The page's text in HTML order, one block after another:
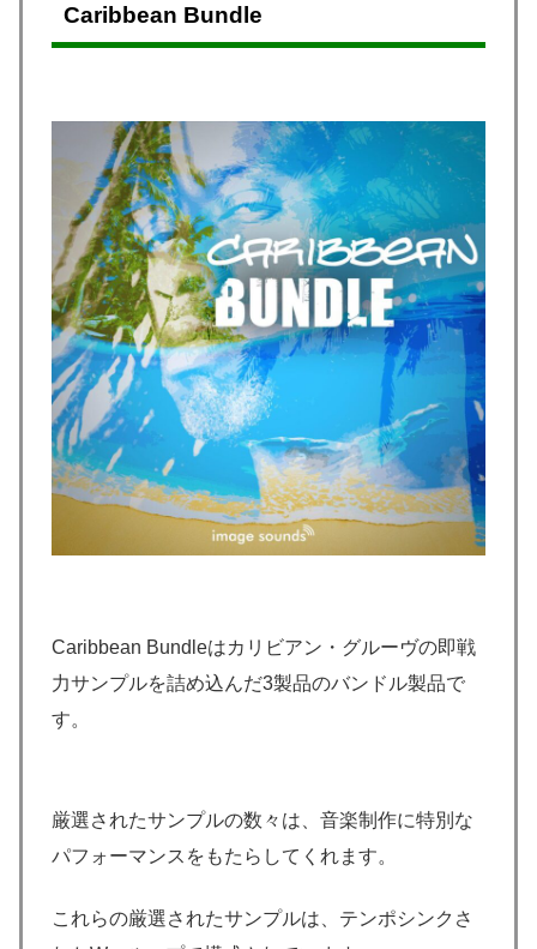
Caribbean Bundle
Caribbean Bundleはカリビアン・グルーヴの即戦
力サンプルを詰め込んだ3製品のバンドル製品で
す。
厳選されたサンプルの数々は、音楽制作に特別な
パフォーマンスをもたらしてくれます。
これらの厳選されたサンプルは、テンポシンクさ